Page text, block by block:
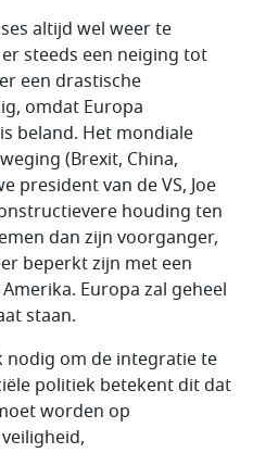
altijd wel weer te
steeds een neiging tot
een drastische
omdat Europa
beland. Het mondiale
(Brexit, China,
president van de VS, Joe
houding ten
dan zijn voorganger,
beperkt zijn met een
Europa zal geheel
staan.
nodig om de integratie te
politiek betekent dit dat
worden op